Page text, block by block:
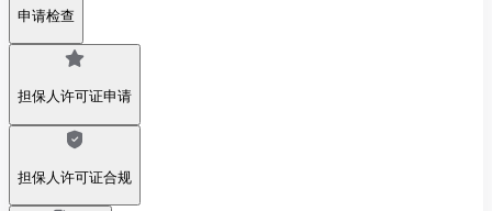
申请检查
担保人许可证申请
担保人许可证合规